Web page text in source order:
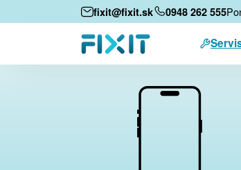
fixit@fixit.sk 0948 262 555